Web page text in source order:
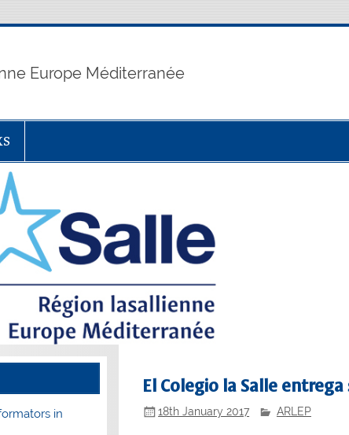
Europe Méditerranée
El Colegio la Salle
18th January 2017 ARLEP
in